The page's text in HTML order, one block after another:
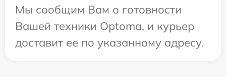
Мы сообщим Вам о готовности
Вашей техники Optoma, и курьер
доставит ее по указанному адресу.